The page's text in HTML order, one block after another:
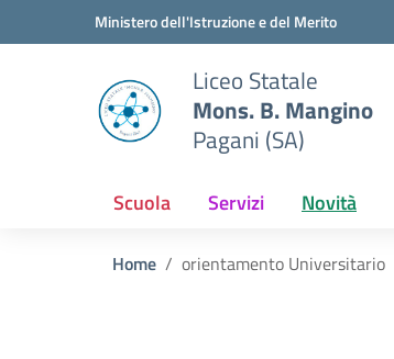
Vai ai contenuti
Vai al menu di navigazioneMinistero dell'Istruzione e del Merito
Liceo Statale
Mons. B. Mangino
Pagani (SA)
Scuola Servizi Novità
Home orientamento Universitario